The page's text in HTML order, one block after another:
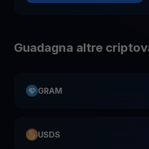
Guadagna altre
GRAM
USDS